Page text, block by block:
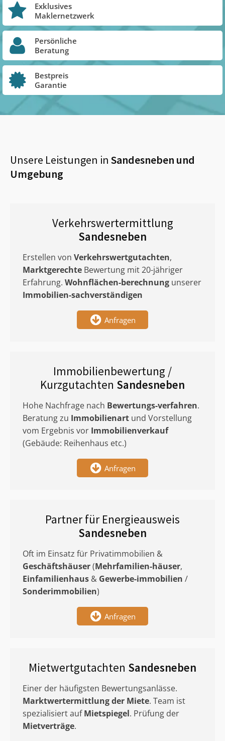
Exklusives
Maklernetzwerk
Persönliche
Beratung
Bestpreis
Garantie
Unsere Leistungen in Sandesneben und
Umgebung
Verkehrswertermittlung
Sandesneben
Erstellen von Verkehrswertgutachten,
Marktgerechte Bewertung mit 20-jähriger
Erfahrung. Wohnflächen-berechnung unserer
Immobilien-sachverständigen
Anfragen
Immobilienbewertung /
Kurzgutachten Sandesneben
Hohe Nachfrage nach Bewertungs-verfahren.
Beratung zu Immobilienart und Vorstellung
vom Ergebnis vor Immobilienverkauf
(Gebäude: Reihenhaus etc.)
Anfragen
Partner für Energieausweis
Sandesneben
Oft im Einsatz für Privatimmobilien &
Geschäftshäuser(Mehrfamilien-häuser,
Einfamilienhaus & Gewerbe-immobilien /
Sonderimmobilien)
Anfragen
Mietwertgutachten Sandesneben
Einer der häufigsten Bewertungsanlässe.
Marktwertermittlungder Miete. Team ist
spezialisiert aufMietspiegel. Prüfung der
Mietverträge.